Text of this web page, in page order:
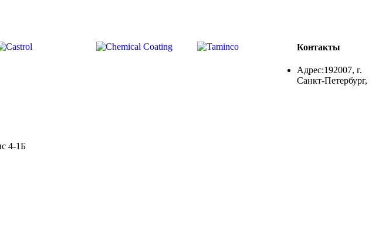
Контакты
Адрес:192007, г.
Санкт-Петербург,
4-1Б